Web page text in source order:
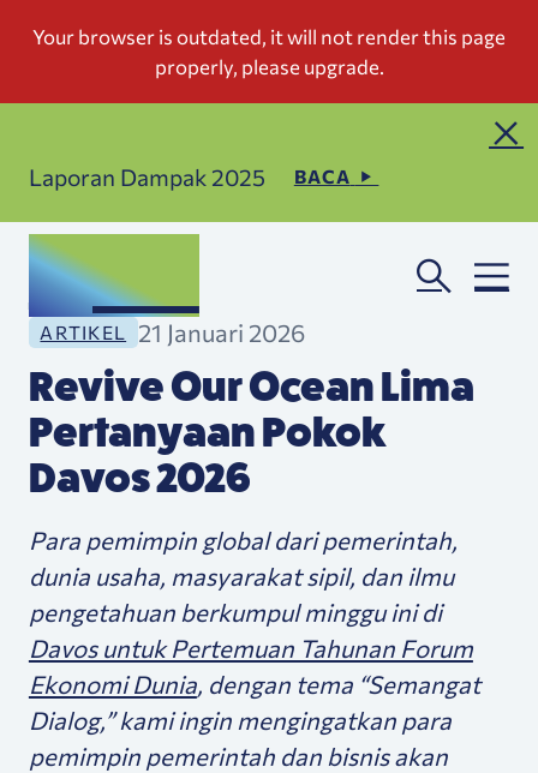
Laporan Dampak 2025 BACA
ARTIKEL 21 Januari 2026
Revive Our Ocean Lima
Pertanyaan Pokok
Davos 2026
Para pemimpin global dari pemerintah,
dunia usaha, masyarakat sipil, dan ilmu
pengetahuan berkumpul minggu ini di
Davos untuk Pertemuan Tahunan Forum
Ekonomi Dunia, dengan tema “Semangat
Dialog,”kami ingin mengingatkan para
pemimpin pemerintah dan bisnis akan